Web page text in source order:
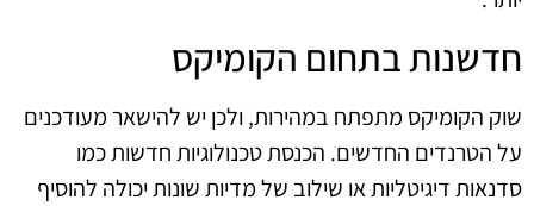
חדשנות בתחום הקומיקס
שוק הקומיקס מתפתח במהירות, ולכן יש להישאר מעודכנים
על הטרנדים החדשים. הכנסת טכנולוגיות חדשות כמו
סדנאות דיגיטליות או שילוב של מדיות שונות יכולה להוסיף